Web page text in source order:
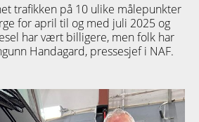
trafikken på 10 ulike målepunkter
for april til og med juli 2025 og
har vært billigere, men folk har
Handagard, pressesjef i NAF.